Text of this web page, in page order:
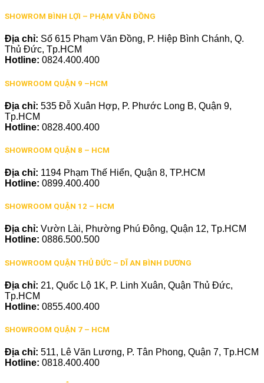
SHOWROM BÌNH LỢI – PHẠM VĂN ĐỒNG
Địa chỉ: Số 615 Phạm Văn Đồng, P. Hiệp Bình Chánh, Q.
Thủ Đức, Tp.HCM
Hotline: 0824.400.400
SHOWROOM QUẬN 9 –HCM
Địa chỉ: 535 Đỗ Xuân Hợp, P. Phước Long B, Quận 9,
Tp.HCM
Hotline: 0828.400.400
SHOWROOM QUẬN 8 – HCM
Địa chỉ: 1194 Phạm Thế Hiển, Quận 8, TP.HCM
Hotline: 0899.400.400
SHOWROOM QUẬN 12 – HCM
Địa chỉ: Vườn Lài, Phường Phú Đông, Quận 12, Tp.HCM
Hotline: 0886.500.500
SHOWROOM QUẬN THỦ ĐỨC – DĨ AN BÌNH DƯƠNG
Địa chỉ: 21, Quốc Lộ 1K, P. Linh Xuân, Quận Thủ Đức,
Tp.HCM
Hotline: 0855.400.400
SHOWROOM QUẬN 7 – HCM
Địa chỉ: 511, Lê Văn Lương, P. Tân Phong, Quận 7, Tp.HCM
Hotline: 0818.400.400